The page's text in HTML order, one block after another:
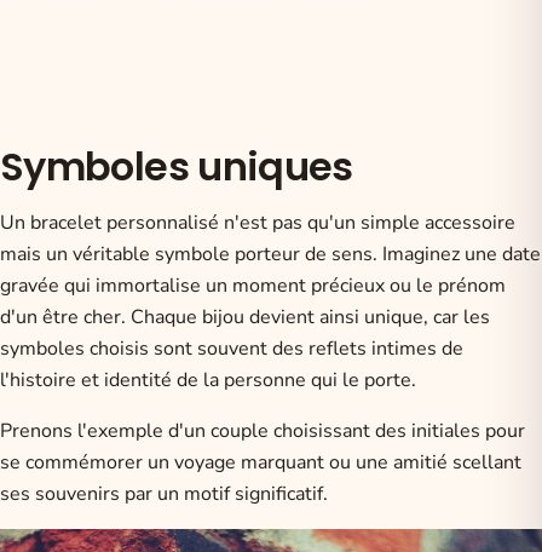
Symboles uniques
Un bracelet personnalisé n'est pas qu'un simple accessoire
mais un véritable symbole porteur de sens. Imaginez une date
gravée qui immortalise un moment précieux ou le prénom
d'un être cher. Chaque bijou devient ainsi unique, car les
symboles choisis sont souvent des reflets intimes de
l'histoire et identité de la personne qui le porte.
Prenons l'exemple d'un couple choisissant des initiales pour
se commémorer un voyage marquant ou une amitié scellant
ses souvenirs par un motif significatif.